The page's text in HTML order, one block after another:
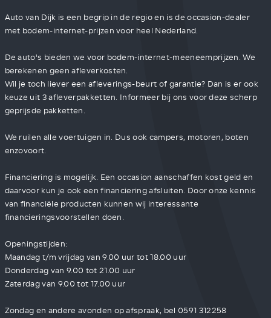
Auto van Dijk is een begrip in de regio en is de occasion-dealer
met bodem-internet-prijzen voor heel Nederland.
De auto's bieden we voor bodem-internet-meeneemprijzen. We
berekenen geen afleverkosten.
Wil je toch liever een afleverings-beurt of garantie? Dan is er ook
keuze uit 3 afleverpakketten. Informeer bij ons voor deze scherp
geprijsde pakketten.
We ruilen alle voertuigen in. Dus ook campers, motoren, boten
enzovoort.
Financiering is mogelijk. Een occasion aanschaffen kost geld en
daarvoor kun je ook een financiering afsluiten. Door onze kennis
van financiële producten kunnen wij interessante
financieringsvoorstellen doen.
Openingstijden:
Maandag t/m vrijdag van 9.00 uur tot 18.00 uur
Donderdag van 9.00 tot 21.00 uur
Zaterdag van 9.00 tot 17.00 uur
Zondag en andere avonden op afspraak, bel 0591 312258